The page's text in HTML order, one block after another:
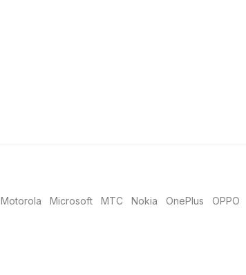
Motorola Microsoft MTC Nokia OnePlus OPPO